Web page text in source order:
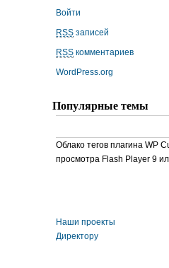
Войти
RSS записей
RSS комментариев
WordPress.org
Популярные темы
Облако тегов плагина WP
просмотра Flash Player 9
Наши проекты
Директору